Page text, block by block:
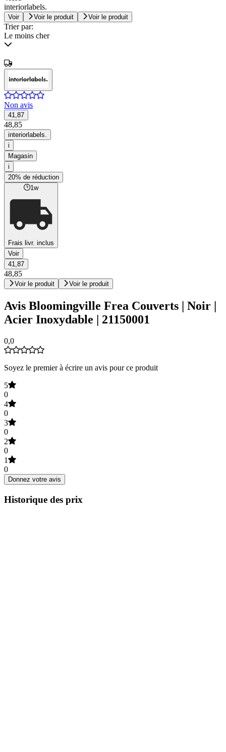
interiorlabels.
Voir Voir le produit Voir le produit
Trier par:
Le moins cher
Non avis
41,87
48,85
interiorlabels.
i
Magasin
i
20% de réduction
1w
Frais livr. inclus
Voir
41,87
48,85
Voir le produit Voir le produit
Avis Bloomingville Frea Couverts | Noir |
Acier Inoxydable | 21150001
0,0
Soyez le premier à écrire un avis pour ce produit
5
0
4
0
3
0
2
0
1
0
Donnez votre avis
Historique des prix